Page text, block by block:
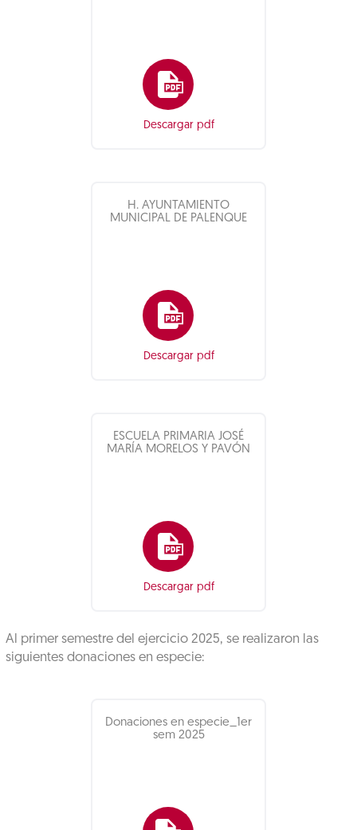
Descargar pdf
H. AYUNTAMIENTO
MUNICIPAL DE PALENQUE
Descargar pdf
ESCUELA PRIMARIA JOSÉ
MARÍA MORELOS Y PAVÓN
Descargar pdf
Al primer semestre del ejercicio 2025, se realizaron las
siguientes donaciones en especie:
Donaciones en especie_1er
sem 2025